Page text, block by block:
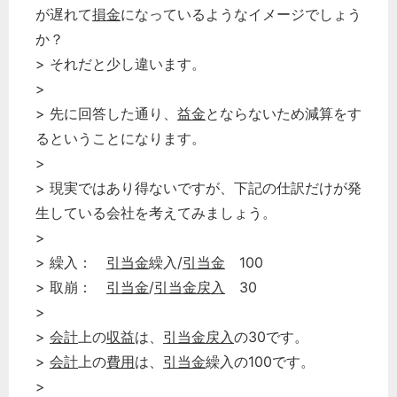
が遅れて損金になっているようなイメージでしょう
か？
> それだと少し違います。
>
> 先に回答した通り、 益金とならないため減算をす
るということになります。
>
> 現実ではあり得ないですが、下記の仕訳だけが発
生している会社を考えてみましょう。
>
> 繰入： 引当金繰入/引当金 100
> 取崩： 引当金/引当金戻入 30
>
> 会計上の収益は、 引当金戻入の30です。
> 会計上の費用は、 引当金繰入の100です。
>